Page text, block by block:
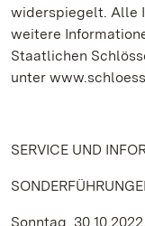
widerspiegelt. Alle
weitere
Staatlichen
unter
SERVICE UND
Sonntag,